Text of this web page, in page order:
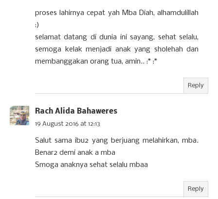
proses lahirnya cepat yah Mba Diah, alhamdulillah
:)
selamat datang di dunia ini sayang, sehat selalu,
semoga kelak menjadi anak yang sholehah dan
membanggakan orang tua, amin.. :* :*
Reply
Rach Alida Bahaweres
19 August 2016 at 12:13
Salut sama ibu2 yang berjuang melahirkan, mba.
Benar2 demi anak a mba
Smoga anaknya sehat selalu mbaa
Reply